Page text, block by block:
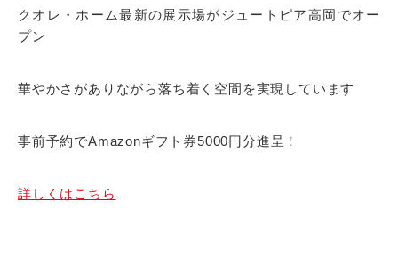
クオレ・ホーム最新の展示場がジュートピア高岡でオー
プン
華やかさがありながら落ち着く空間を実現しています
事前予約でAmazonギフト券5000円分進呈！
詳しくはこちら